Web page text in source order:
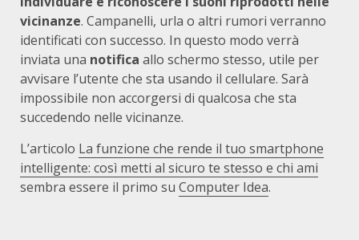
vicinanze. Campanelli, urla o altri rumori verranno
identificati con successo. In questo modo verrà
inviata una notifica allo schermo stesso, utile per
avvisare l’utente che sta usando il cellulare. Sarà
impossibile non accorgersi di qualcosa che sta
succedendo nelle vicinanze.
L’articolo La funzione che rende il tuo smartphone
intelligente: così metti al sicuro te stesso e chi ami
sembra essere il primo su Computer Idea.